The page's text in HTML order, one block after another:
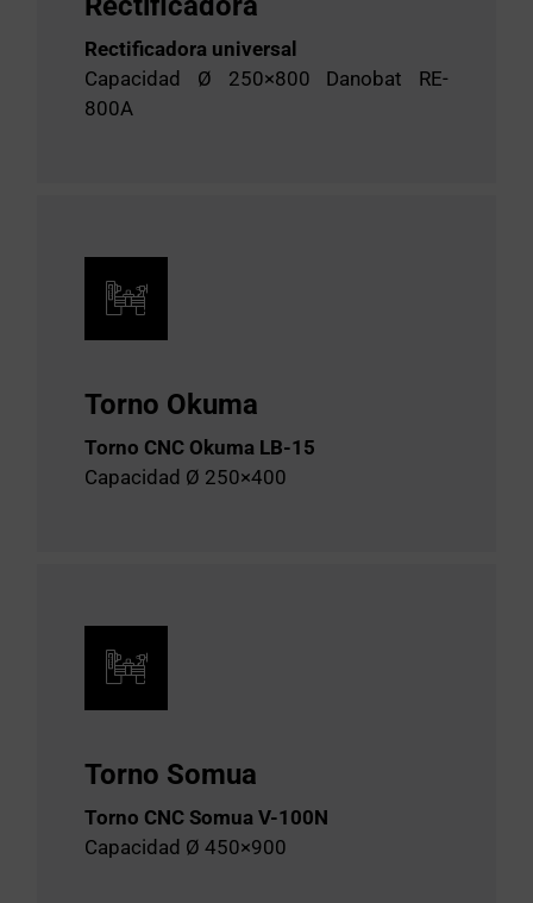
Rectificadora universal
Capacidad Ø 250×800 Danobat RE-
800A
Torno Okuma
Torno CNC Okuma LB-15
Capacidad Ø 250×400
Torno Somua
Torno CNC Somua V-100N
Capacidad Ø 450×900